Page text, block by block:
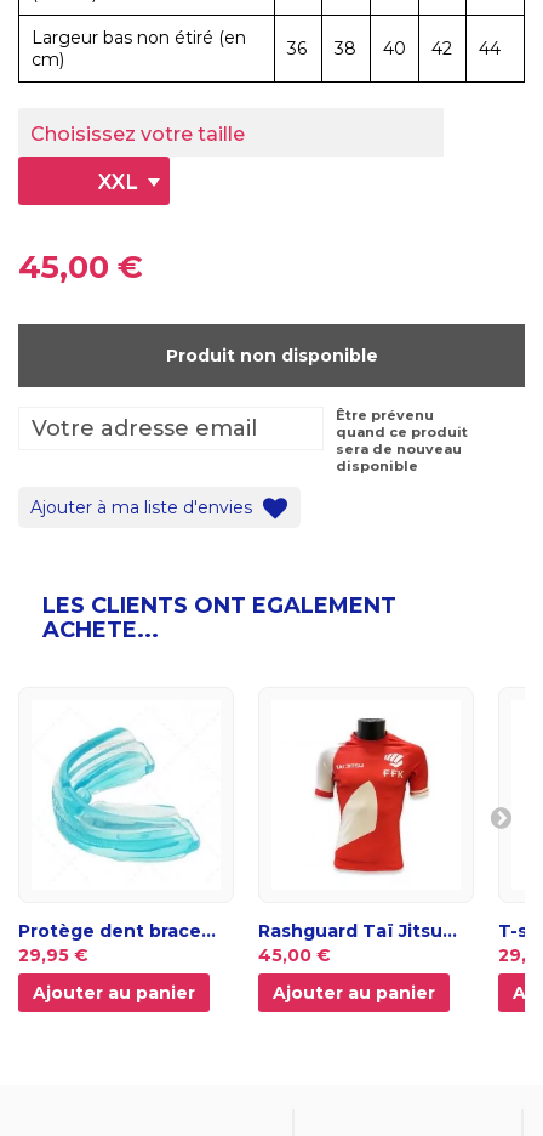
Largeur bas non étiré (en
cm)
36 38 40 42 44
Choisissez votre taille
XXL
45,00 €
Produit non disponible
Être prévenu
quand ce produit
sera de nouveau
disponible
Ajouter à ma liste d'envies
LES CLIENTS ONT EGALEMENT
ACHETE...
Protège dent brace...
29,95 €
Ajouter au panier
Rashguard Taï Jitsu...
45,00 €
Ajouter au panier
T-